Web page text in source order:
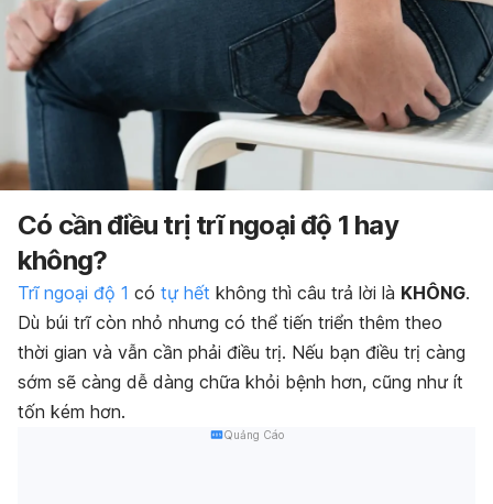
Có cần điều trị trĩ ngoại độ 1 hay
không?
Trĩ ngoại độ 1 có tự hết không thì câu trả lời là KHÔNG.
Dù búi trĩ còn nhỏ nhưng có thể tiến triển thêm theo
thời gian và vẫn cần phải điều trị. Nếu bạn điều trị càng
sớm sẽ càng dễ dàng chữa khỏi bệnh hơn, cũng như ít
tốn kém hơn.
Quảng Cáo